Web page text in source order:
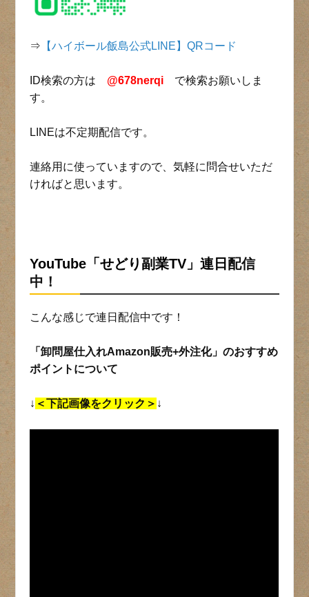
⇒ 【ハイボール飯島公式LINE】QRコード
ID検索の方は @678nerqi
で検索お願いしま
す。
LINEは不定期配信です。
連絡用に使っていますので、気軽に問合せいただ
ければと思います。
YouTube「せどり副業TV」連日 配信
中！
こんな感じで連日配信中です！
「卸問屋仕入れAmazon販売+外注化」のおすすめ
ポイントについて
↓ ＜下記画像をクリック＞ ↓